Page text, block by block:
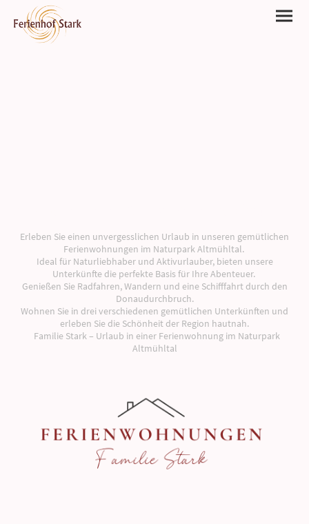
Erleben Sie einen unvergesslichen Urlaub in unseren gemütlichen
Ferienwohnungen im Naturpark Altmühltal.
Ideal für Naturliebhaber und Aktivurlauber, bieten unsere
Unterkünfte die perfekte Basis für Ihre Abenteuer.
Genießen Sie Radfahren, Wandern und eine Schifffahrt durch den
Donaudurchbruch.
Wohnen Sie in drei verschiedenen gemütlichen Unterkünften und
erleben Sie die Schönheit der Region hautnah.
Familie Stark – Urlaub in einer Ferienwohnung im Naturpark
Altmühltal